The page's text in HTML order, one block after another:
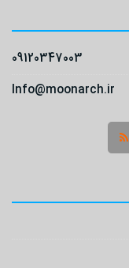
09120347003
Info@moonarch.ir